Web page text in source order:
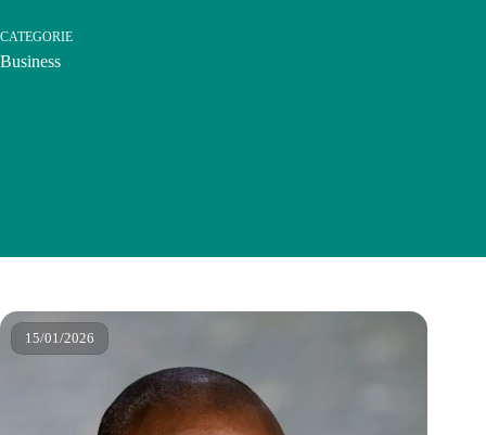
CATEGORIE
Business
15/01/2026